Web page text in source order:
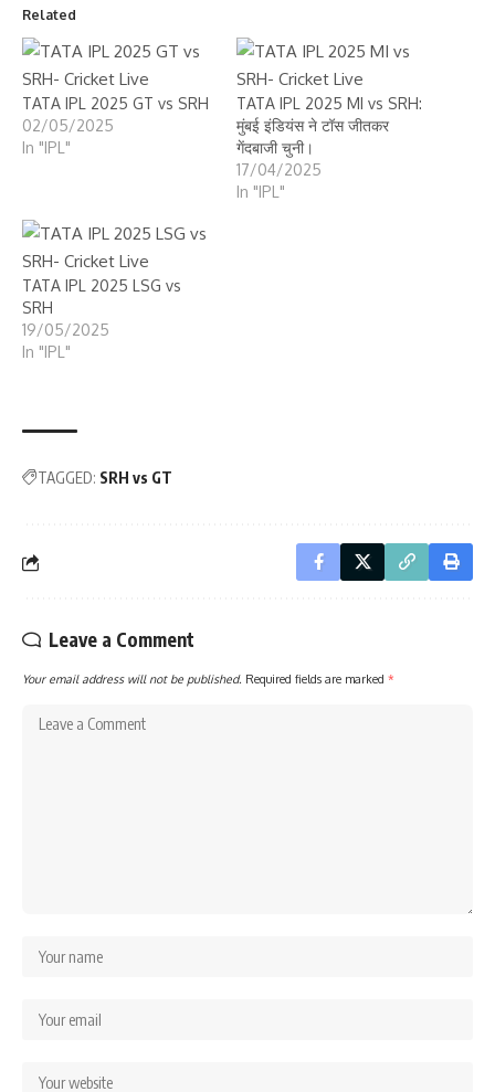
Related
TATA IPL 2025 GT vs SRH
02/05/2025
In "IPL"
TATA IPL 2025 MI vs SRH:
मुंबई इंडियंस ने टॉस जीतकर
गेंदबाजी चुनी।
17/04/2025
In "IPL"
TATA IPL 2025 LSG vs
SRH
19/05/2025
In "IPL"
TAGGED: SRH vs GT
Leave a Comment
Your email address will not be published. Required fields are marked *